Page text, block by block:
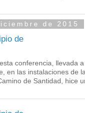
de 2015
de
conferencia, llevada
en las instalaciones de
de Santidad, hice